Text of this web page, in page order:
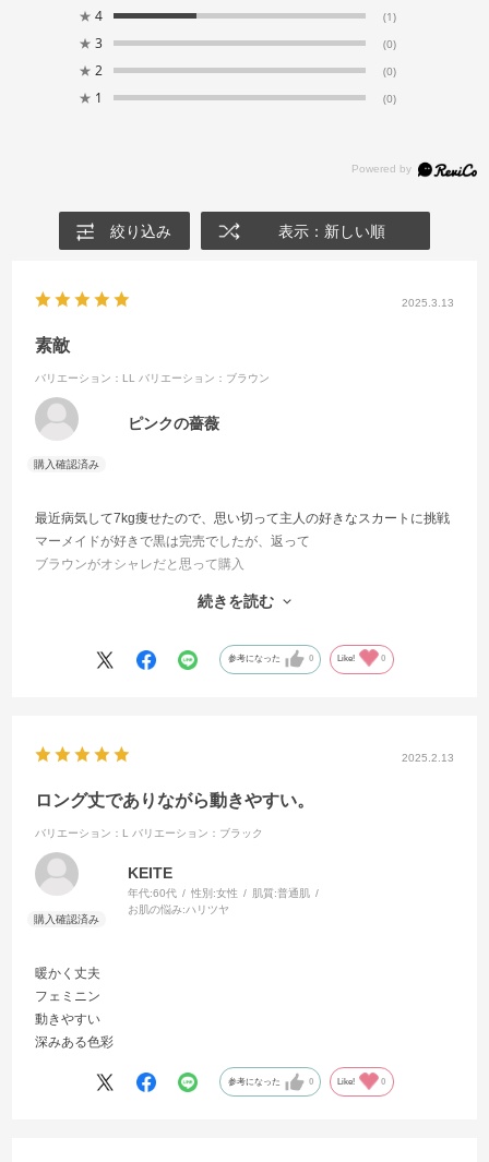
★ 4 (1)
★ 3 (0)
★ 2 (0)
★ 1 (0)
絞り込み 表示：新しい順
2025.3.13
素敵
バリエーション：LL バリエーション：ブラウン
ピンクの薔薇
最近病気して7kg痩せたので、思い切って主人の好きなスカートに挑戦
マーメイドが好きで黒は完売でしたが、返って
ブラウンがオシャレだと思って購入
サイズ一つおとしてもう一枚購入しようか迷っています。
続きを読む
参考になった 0 Like! 0
2025.2.13
ロング丈でありながら動きやすい。
バリエーション：L バリエーション：ブラック
KEITE
年代:60代 性別:女性 肌質:普通肌
お肌の悩み:ハリツヤ
暖かく丈夫
フェミニン
動きやすい
深みある色彩
参考になった 0 Like! 0